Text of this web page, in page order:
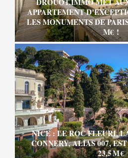
APPARTEMENT
LES MONUMENTS DE
M€ !
NICE : LE ROC FLEURI,
CONNERY, ALIAS 007,
23,5 M €